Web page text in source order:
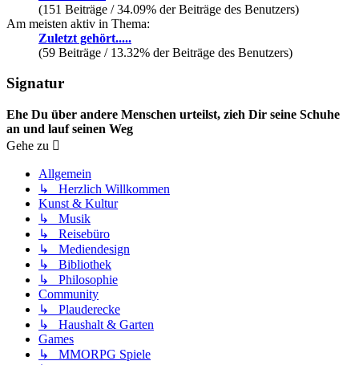
(151 Beiträge / 34.09% der Beiträge des Benutzers)
Am meisten aktiv in Thema:
Zuletzt gehört.....
(59 Beiträge / 13.32% der Beiträge des Benutzers)
Signatur
Ehe Du über andere Menschen urteilst, zieh Dir seine Schuhe
an und lauf seinen Weg
Gehe zu
Allgemein
↳ Herzlich Willkommen
Kunst & Kultur
↳ Musik
↳ Reisebüro
↳ Mediendesign
↳ Bibliothek
↳ Philosophie
Community
↳ Plauderecke
↳ Haushalt & Garten
Games
↳ MMORPG Spiele